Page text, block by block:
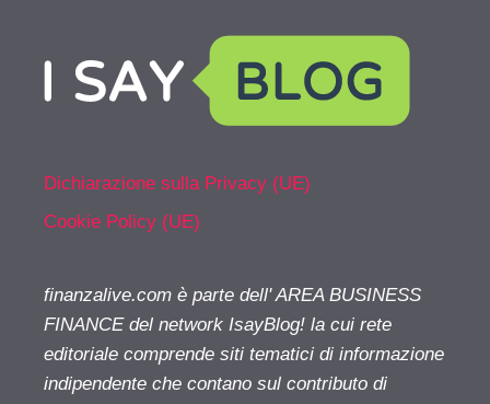
Dichiarazione sulla Privacy (UE)
Cookie Policy (UE)
finanzalive.com è parte dell' AREA BUSINESS
FINANCE del network IsayBlog! la cui rete
editoriale comprende siti tematici di informazione
indipendente che contano sul contributo di